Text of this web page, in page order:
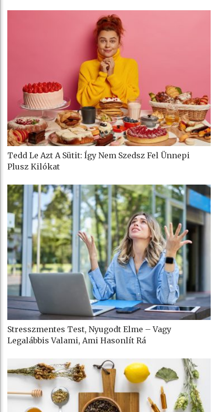
Tedd Le Azt A Sütit: Így Nem Szedsz Fel Ünnepi
Plusz Kilókat
Stresszmentes Test, Nyugodt Elme – Vagy
Legalábbis Valami, Ami Hasonlít Rá